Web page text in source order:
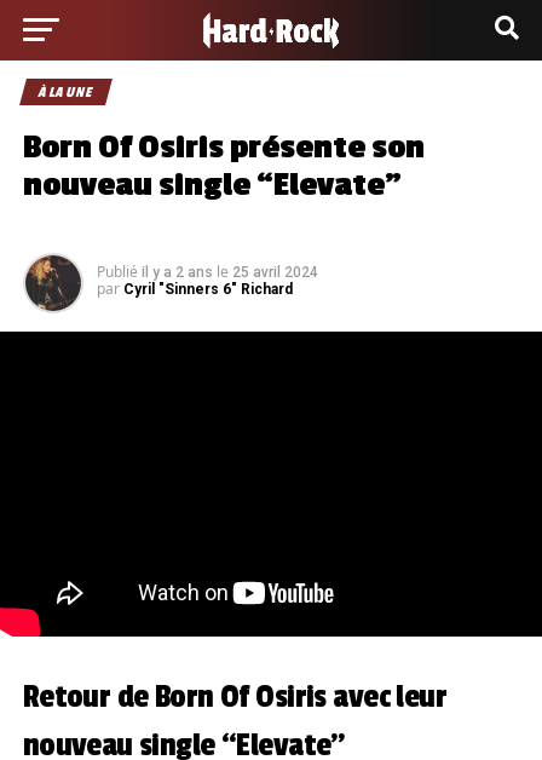
À LA UNE
Born Of Osiris présente son
nouveau single “Elevate”
Publié il y a 2 ans le 25 avril 2024
par Cyril "Sinners 6" Richard
Retour de Born Of Osiris avec leur
nouveau single “Elevate”